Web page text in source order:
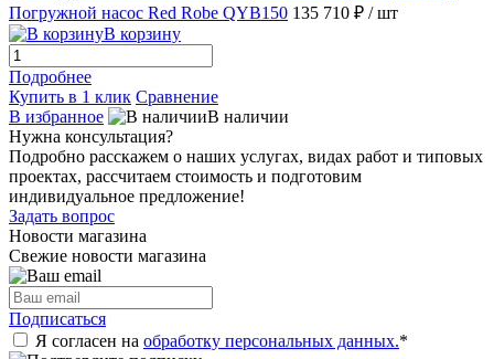
Погружной насос Red Robe QYB150 135 710 ₽ / шт
В корзину
Подробнее
Купить в 1 клик Сравнение
В избранное
В наличии
Нужна консультация?
Подробно расскажем о наших услугах, видах работ и типовых
проектах, рассчитаем стоимость и подготовим
индивидуальное предложение!
Задать вопрос
Новости магазина
Свежие новости магазина
Подписаться
Я согласен на обработку персональных данных.*